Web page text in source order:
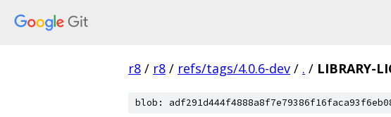
r8 / r8 / refs/tags/4.0.6-dev / . / LIBRARY-
blob: